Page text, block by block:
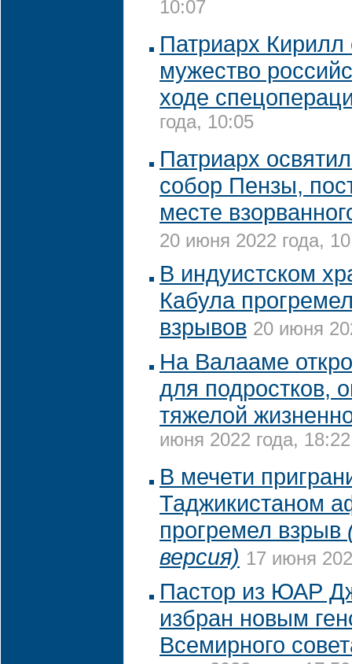
10:07
Патриарх Кирилл
мужество
ходе
года, 10:05
Патриарх
собор Пензы,
месте
20 июня 2022 года,
В индуистском
Кабула
взрывов 20 июня
На Валааме
для подростков,
тяжелой
июня 2022 года, 18:22
В мечети
Таджикистаном
прогремел взрыв
версия) 17 июня
Пастор из ЮАР
избран новым
Всемирного